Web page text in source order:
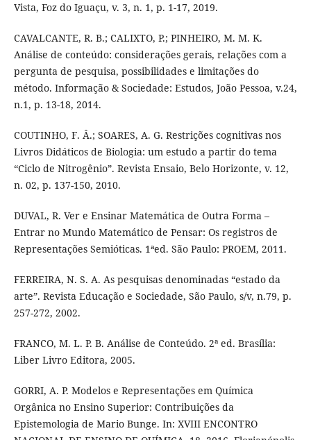
Vista, Foz do Iguaçu, v. 3, n. 1, p. 1-17, 2019.
CAVALCANTE, R. B.; CALIXTO, P.; PINHEIRO, M. M. K.
Análise de conteúdo: considerações gerais, relações com a
pergunta de pesquisa, possibilidades e limitações do
método. Informação & Sociedade: Estudos, João Pessoa, v.24,
n.1, p. 13-18, 2014.
COUTINHO, F. Â.; SOARES, A. G. Restrições cognitivas nos
Livros Didáticos de Biologia: um estudo a partir do tema
“Ciclo de Nitrogênio”. Revista Ensaio, Belo Horizonte, v. 12,
n. 02, p. 137-150, 2010.
DUVAL, R. Ver e Ensinar Matemática de Outra Forma –
Entrar no Mundo Matemático de Pensar: Os registros de
Representações Semióticas. 1ªed. São Paulo: PROEM, 2011.
FERREIRA, N. S. A. As pesquisas denominadas “estado da
arte”. Revista Educação e Sociedade, São Paulo, s/v, n.79, p.
257-272, 2002.
FRANCO, M. L. P. B. Análise de Conteúdo. 2ª ed. Brasília:
Liber Livro Editora, 2005.
GORRI, A. P. Modelos e Representações em Química
Orgânica no Ensino Superior: Contribuições da
Epistemologia de Mario Bunge. In: XVIII ENCONTRO